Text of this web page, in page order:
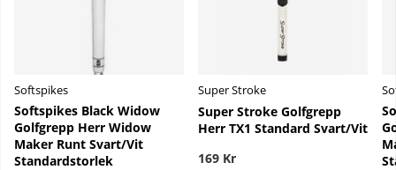
Softspikes
Softspikes Black Widow
Golfgrepp Herr Widow
Maker Runt Svart/Vit
Standardstorlek
Super Stroke
Super Stroke Golfgrepp
Herr TX1 Standard Svart/Vit
169 Kr